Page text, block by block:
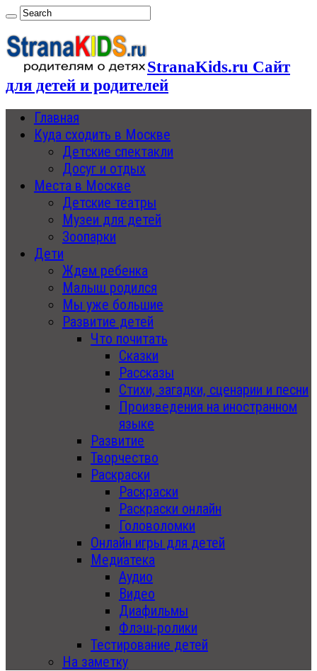
StranaKids.ru Сайт
для детей и родителей
Главная
Куда сходить в Москве
Детские спектакли
Досуг и отдых
Места в Москве
Детские театры
Музеи для детей
Зоопарки
Дети
Ждем ребенка
Малыш родился
Мы уже большие
Развитие детей
Что почитать
Сказки
Рассказы
Стихи, загадки, сценарии и песни
Произведения на иностранном
языке
Развитие
Творчество
Раскраски
Раскраски
Раскраски онлайн
Головоломки
Онлайн игры для детей
Медиатека
Аудио
Видео
Диафильмы
Флэш-ролики
Тестирование детей
На заметку